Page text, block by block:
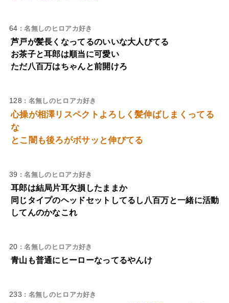
64 : 名無しのヒロアカ好き
芦戸が髪長くなってるのいいな大人びてる
お茶子と耳郎は順当に可愛い
ただ八百万はちゃんと前開けろ
128 : 名無しのヒロアカ好き
心操が相澤リスペクトよろしく髪伸ばしまくってる
な
とこ闇も後ろがボサッと伸びてる
39 : 名無しのヒロアカ好き
耳郎は結局片耳欠損したままか
同じタイプのヘッドセットしてるし八百万と一緒に活動
してんのかなこれ
20 : 名無しのヒロアカ好き
青山も普通にヒーローなってるやんけ
233 : 名無しのヒロアカ好き